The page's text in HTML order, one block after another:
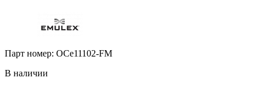
Парт номер: OCe11102-FM
В наличии